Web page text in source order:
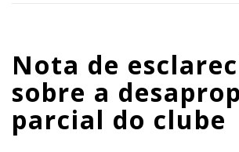
|
APCEF/SP
Nota de
sobre a
parcial do clube